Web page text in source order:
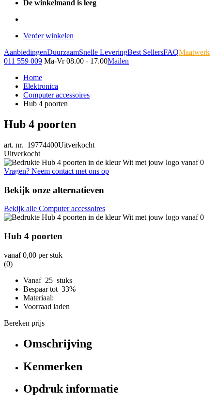
De winkelmand is leeg
Verder winkelen
AanbiedingenDuurzaamSnelle LeveringBest SellersFAQMaatwerk
011 559 009 Ma-Vr 08.00 - 17.00Mailen
Home
Elektronica
Computer accessoires
Hub 4 poorten
Hub 4 poorten
art. nr. 19774400Uitverkocht
Uitverkocht
Vragen? Neem contact met ons op
Bekijk onze alternatieven
Bekijk alle Computer accessoires
Hub 4 poorten
vanaf0,00 per stuk
(0)
Vanaf 25 stuks
Bespaar tot 33%
Materiaal:
Voorraad laden
Bereken prijs
Omschrijving
Kenmerken
Opdruk informatie